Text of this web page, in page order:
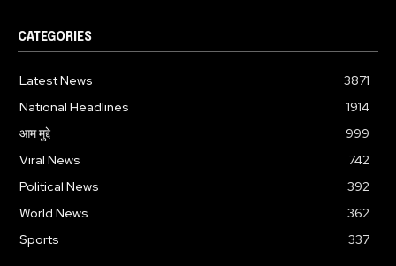
CATEGORIES
Latest News
3871
National Headlines
1914
आम मुद्दे
999
Viral News
742
Political News
392
World News
362
Sports
337